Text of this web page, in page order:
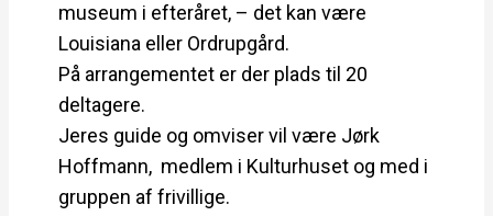
museum i efteråret, – det kan være
Louisiana eller Ordrupgård.
På arrangementet er der plads til 20
deltagere.
Jeres guide og omviser vil være Jørk
Hoffmann, medlem i Kulturhuset og med i
gruppen af frivillige.